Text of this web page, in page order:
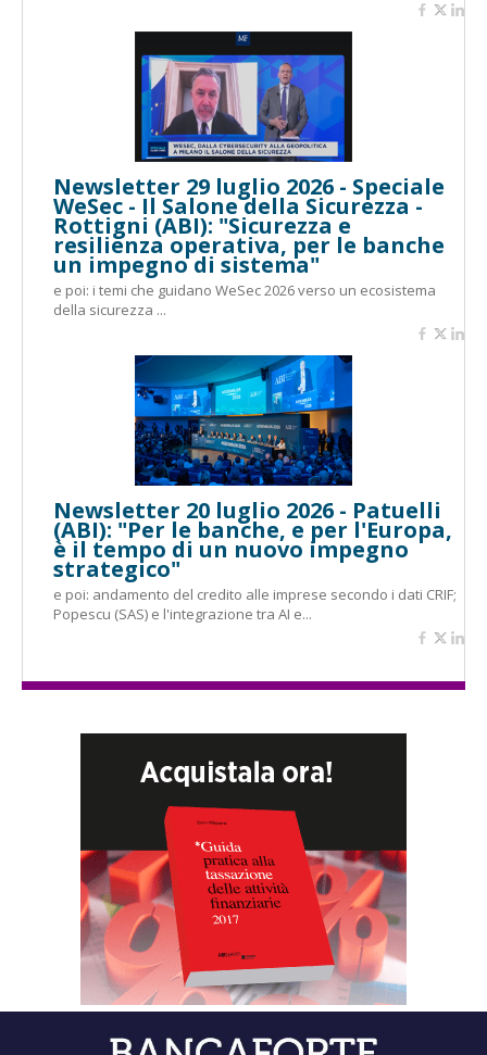
Newsletter 29 luglio 2026 - Speciale
WeSec - Il Salone della Sicurezza -
Rottigni (ABI): "Sicurezza e
resilienza operativa, per le banche
un impegno di sistema"
e poi: i temi che guidano WeSec 2026 verso un ecosistema
della sicurezza ...
Newsletter 20 luglio 2026 - Patuelli
(ABI): "Per le banche, e per l'Europa,
è il tempo di un nuovo impegno
strategico"
e poi: andamento del credito alle imprese secondo i dati CRIF;
Popescu (SAS) e l'integrazione tra AI e...